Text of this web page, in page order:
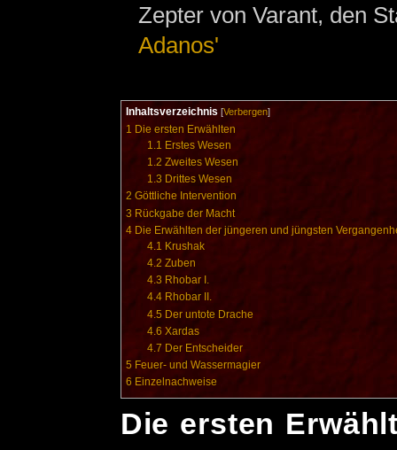
Zepter von Varant, den
Adanos'
Inhaltsverzeichnis [Verbergen]
1 Die ersten Erwählten
1.1 Erstes Wesen
1.2 Zweites Wesen
1.3 Drittes Wesen
2 Göttliche Intervention
3 Rückgabe der Macht
4 Die Erwählten der jüngeren und jüngsten
4.1 Krushak
4.2 Zuben
4.3 Rhobar I.
4.4 Rhobar II.
4.5 Der untote Drache
4.6 Xardas
4.7 Der Entscheider
5 Feuer- und Wassermagier
6 Einzelnachweise
Die ersten